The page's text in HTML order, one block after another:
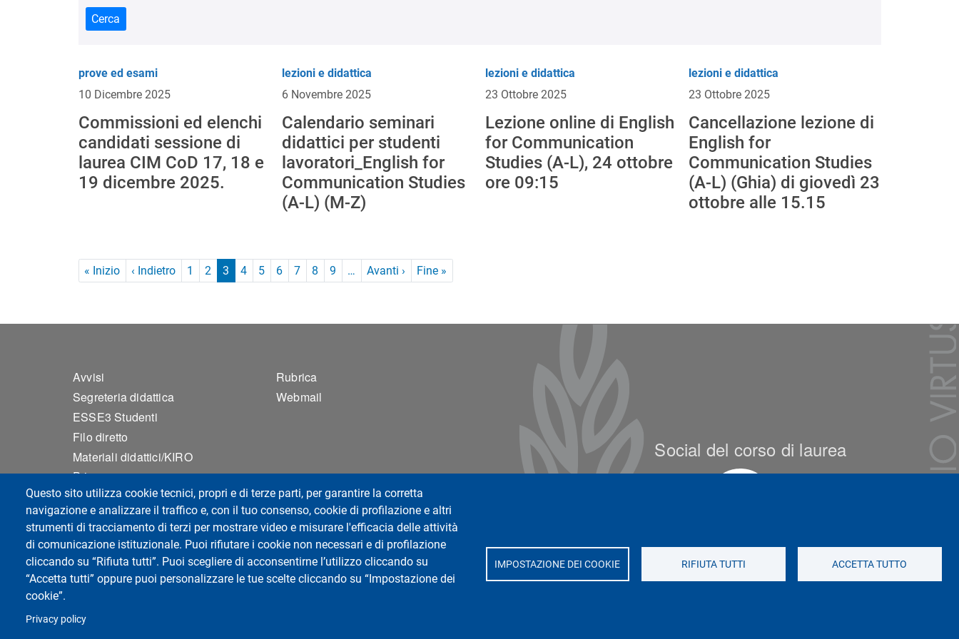
Questo sito utilizza cookie tecnici, propri e di terze parti, per garantire la corretta
navigazione e analizzare il traffico e, con il tuo consenso, cookie di profilazione e altri
strumenti di tracciamento di terzi per mostrare video e misurare l'efficacia delle attività
di comunicazione istituzionale. Puoi rifiutare i cookie non necessari e di profilazione
cliccando su “Rifiuta tutti”. Puoi scegliere di acconsentirne l’utilizzo cliccando su
“Accetta tutti” oppure puoi personalizzare le tue scelte cliccando su “Impostazione dei
cookie”.
Privacy policy
IMPOSTAZIONE DEI COOKIE RIFIUTA TUTTI ACCETTA TUTTO
Cerca
prove ed esami
10 Dicembre 2025
Commissioni ed elenchi
candidati sessione di
laurea CIM CoD 17, 18 e
19 dicembre 2025.
lezioni e didattica
6 Novembre 2025
Calendario seminari
didattici per studenti
lavoratori_English for
Communication Studies
(A-L) (M-Z)
lezioni e didattica
23 Ottobre 2025
Lezione online di English
for Communication
Studies (A-L), 24 ottobre
ore 09:15
lezioni e didattica
23 Ottobre 2025
Cancellazione lezione di
English for
Communication Studies
(A-L) (Ghia) di giovedì 23
ottobre alle 15.15
Paginazione
« InizioPrima pagina
‹ IndietroPagina precedente
1 2 3 4 5 6 7 8 9 … Avanti › Pagina successiva
Fine »
Footer 1
Avvisi
Segreteria didattica
ESSE3 Studenti
Filo diretto
Materiali didattici/KIRO
Privacy
Accessibilità
Mappa del sito
Impostazioni Cookie
Footer 2
Rubrica
Webmail
Social del corso di laurea
Corso Strada Nuova, 65 - 27100 Pavia
Social di Ateneo